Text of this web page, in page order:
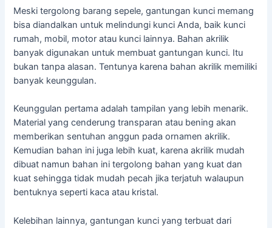
Meski tergolong barang sepele, gantungan kunci memang
bisa diandalkan untuk melindungi kunci Anda, baik kunci
rumah, mobil, motor atau kunci lainnya. Bahan akrilik
banyak digunakan untuk membuat gantungan kunci. Itu
bukan tanpa alasan. Tentunya karena bahan akrilik memiliki
banyak keunggulan.
Keunggulan pertama adalah tampilan yang lebih menarik.
Material yang cenderung transparan atau bening akan
memberikan sentuhan anggun pada ornamen akrilik.
Kemudian bahan ini juga lebih kuat, karena akrilik mudah
dibuat namun bahan ini tergolong bahan yang kuat dan
kuat sehingga tidak mudah pecah jika terjatuh walaupun
bentuknya seperti kaca atau kristal.
Kelebihan lainnya, gantungan kunci yang terbuat dari